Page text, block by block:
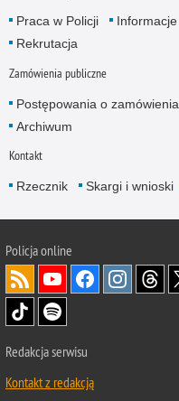
Praca w Policji Informacje
Rekrutacja
Zamówienia publiczne
Postępowania o zamówienia
Archiwum
Kontakt
Rzecznik Skargi i wnioski
Policjaonline
Redakcja serwisu
Kontakt z redakcją